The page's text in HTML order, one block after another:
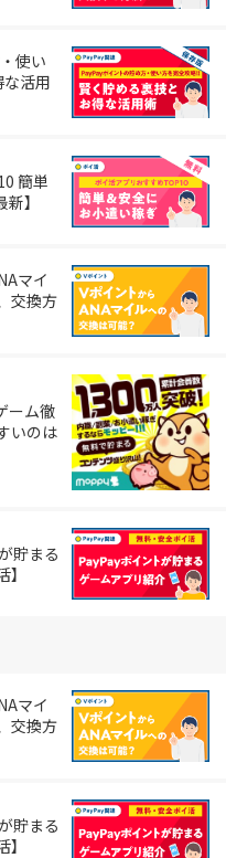
使い
活用
簡単
】
マイ
交換方
ーム徹
いのは
貯まる
マイ
交換方
貯まる